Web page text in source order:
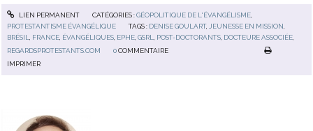
LIEN PERMANENT CATÉGORIES :GÉOPOLITIQUE DE L'ÉVANGÉLISME,
PROTESTANTISME ÉVANGÉLIQUE
TAGS : DENISE GOULART, JEUNESSE EN MISSION
BRÉSIL
FRANCE ÉVANGÉLIQUES EPHE ,GSRL POST-DOCTORANTS DOCTEURE ASSOCIÉE
REGARDSPROTESTANTS.COM
0 COMMENTAIRE
IMPRIMER